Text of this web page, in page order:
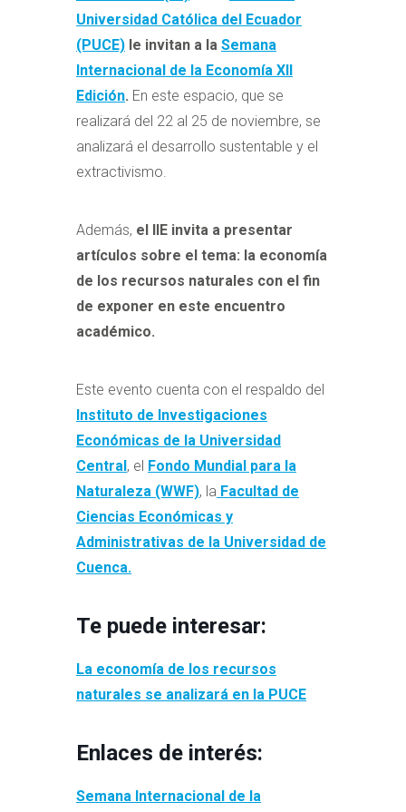
Universidad Católica del Ecuador
(PUCE) le invitan a la Semana
Internacional de la Economía XII
Edición. En este espacio, que se
realizará del 22 al 25 de noviembre, se
analizará el desarrollo sustentable y el
extractivismo.
Además, el IIE invita a presentar
artículos sobre el tema: la economía
de los recursos naturales con el fin
de exponer en este encuentro
académico.
Este evento cuenta con el respaldo del
Instituto de Investigaciones
Económicas de la Universidad
Central , el Fondo Mundial para la
Naturaleza (WWF), la Facultad de
Ciencias Económicas y
Administrativas de la Universidad de
Cuenca.
Te puede interesar:
La economía de los recursos
naturales se analizará en la PUCE
Enlaces de interés:
Semana Internacional de la